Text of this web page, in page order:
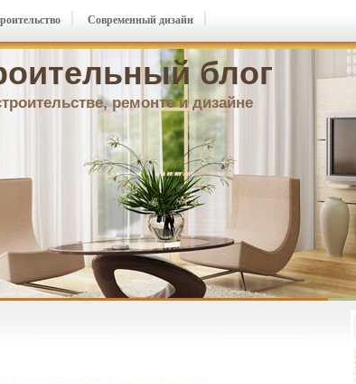
блог
ремонте и дизайне
Современный дизайн